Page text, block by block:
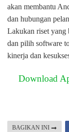
akan membantu
dan hubungan
Lakukan riset yang
dan pilih software
kinerja dan
Download
BAGIKAN INI